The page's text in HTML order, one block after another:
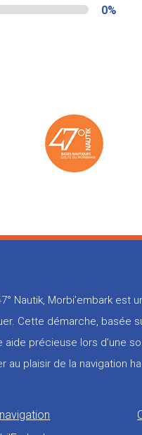
0%
Nautik, Morbi’embark
Cette démarche, basée
précieuse lors d’une
au plaisir de la navigation